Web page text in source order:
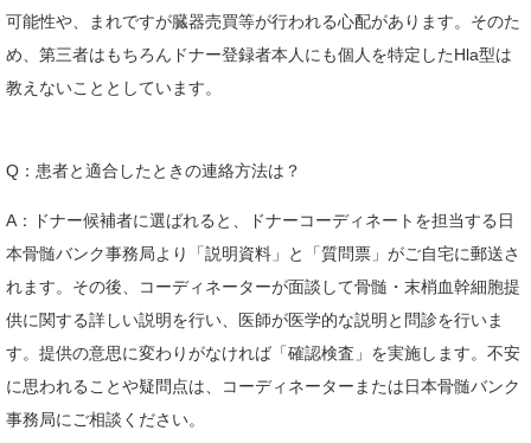
可能性や、まれですが臓器売買等が行われる心配があります。そのた
め、第三者はもちろんドナー登録者本人にも個人を特定したHla型は
教えないこととしています。
Q：患者と適合したときの連絡方法は？
A：ドナー候補者に選ばれると、ドナーコーディネートを担当する日
本骨髄バンク事務局より「説明資料」と「質問票」がご自宅に郵送さ
れます。その後、コーディネーターが面談して骨髄・末梢血幹細胞提
供に関する詳しい説明を行い、医師が医学的な説明と問診を行いま
す。提供の意思に変わりがなければ「確認検査」を実施します。不安
に思われることや疑問点は、コーディネーターまたは日本骨髄バンク
事務局にご相談ください。